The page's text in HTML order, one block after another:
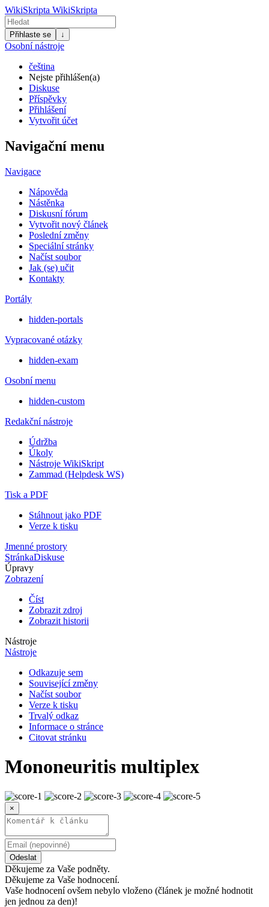
WikiSkripta WikiSkripta
Přihlaste se ↓
Osobní nástroje
čeština
Nejste přihlášen(a)
Diskuse
Příspěvky
Přihlášení
Vytvořit účet
Navigační menu
Navigace
Nápověda
Nástěnka
Diskusní fórum
Vytvořit nový článek
Poslední změny
Speciální stránky
Načíst soubor
Jak (se) učit
Kontakty
Portály
hidden-portals
Vypracované otázky
hidden-exam
Osobní menu
hidden-custom
Redakční nástroje
Údržba
Úkoly
Nástroje WikiSkript
Zammad (Helpdesk WS)
Tisk a PDF
Stáhnout jako PDF
Verze k tisku
Jmenné prostory
StránkaDiskuse
Úpravy
Zobrazení
Číst
Zobrazit zdroj
Zobrazit historii
Nástroje
Nástroje
Odkazuje sem
Související změny
Načíst soubor
Verze k tisku
Trvalý odkaz
Informace o stránce
Citovat stránku
Mononeuritis multiplex
×
Odeslat
Děkujeme za Vaše podněty.
Děkujeme za Vaše hodnocení.
Vaše hodnocení ovšem nebylo vloženo (článek je možné hodnotit
jen jednou za den)!